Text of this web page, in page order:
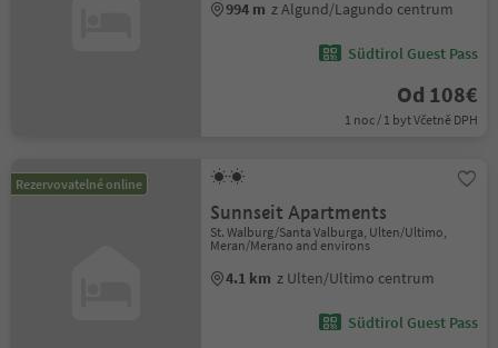
994 m z Algund/Lagundo centrum
Südtirol Guest Pass
Od 108€
1 noc / 1 byt Včetně DPH
Rezervovatelné online
Sunnseit Apartments
St. Walburg/Santa Valburga, Ulten/Ultimo,
Meran/Merano and environs
4.1 km z Ulten/Ultimo centrum
Südtirol Guest Pass